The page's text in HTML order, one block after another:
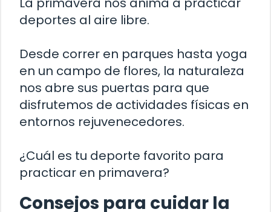
deportes al aire libre.
Desde correr en parques hasta yoga
en un campo de flores, la naturaleza
nos abre sus puertas para que
disfrutemos de actividades físicas en
entornos rejuvenecedores.
¿Cuál es tu deporte favorito para
practicar en primavera?
Consejos para cuidar la